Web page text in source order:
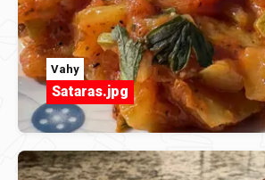
Vahy
Sataras.jpg